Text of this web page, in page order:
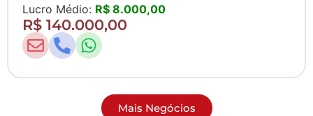
Lucro Médio: R$ 8.000,00
R$ 140.000,00
Mais Negócios